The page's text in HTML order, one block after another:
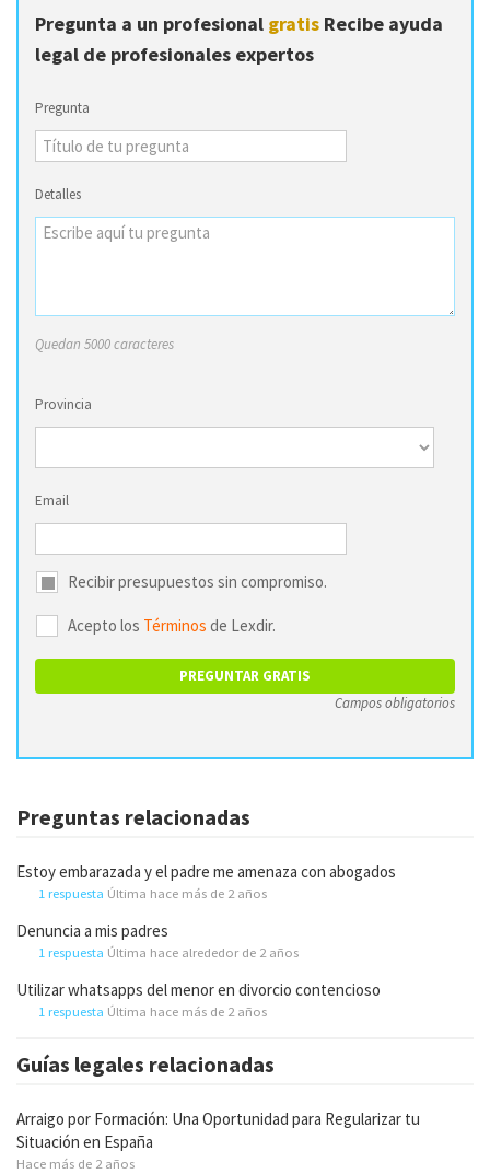
Pregunta a un profesional gratis Recibe ayuda
legal de profesionales expertos
Pregunta
Detalles
Quedan 5000 caracteres
Provincia
Email
Recibir presupuestos sin compromiso.
Acepto los Términos de Lexdir.
Campos obligatorios
Preguntas relacionadas
Estoy embarazada y el padre me amenaza con abogados
1 respuesta Última hace más de 2 años
Denuncia a mis padres
1 respuesta Última hace alrededor de 2 años
Utilizar whatsapps del menor en divorcio contencioso
1 respuesta Última hace más de 2 años
Guías legales relacionadas
Arraigo por Formación: Una Oportunidad para Regularizar tu
Situación en España
Hace más de 2 años